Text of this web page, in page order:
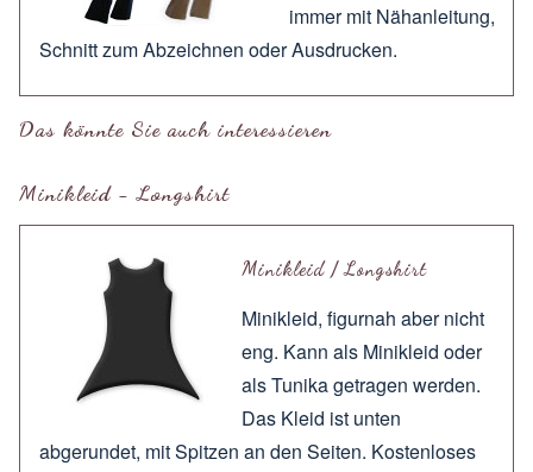
immer mit Nähanleitung,
Schnitt zumAbzeichnen oderAusdrucken.
Das könnte Sie auch interessieren
Minikleid - Longshirt
Minikleid / Longshirt
Minikleid, figurnah aber nicht
eng. Kann als Minikleid oder
als Tunika getragen werden.
Das Kleid ist unten
abgerundet, mit Spitzen an den Seiten. Kostenloses